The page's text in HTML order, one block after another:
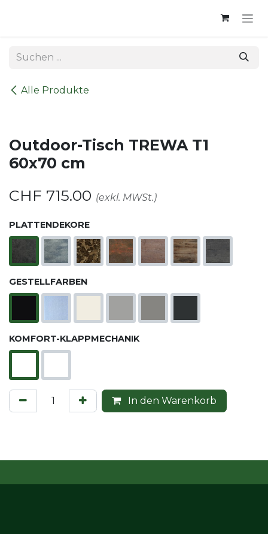
Alle Produkte
Outdoor-Tisch TREWA T1
60x70 cm
CHF 715.00 (exkl. MWSt.)
PLATTENDEKORE
GESTELLFARBEN
KOMFORT-KLAPPMECHANIK
In den Warenkorb